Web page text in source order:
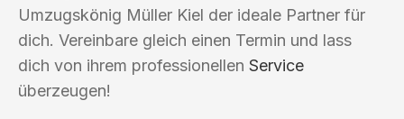
Umzugskönig Müller Kiel der ideale Partner für
dich. Vereinbare gleich einen Termin und lass
dich von ihrem professionellen Service
überzeugen!